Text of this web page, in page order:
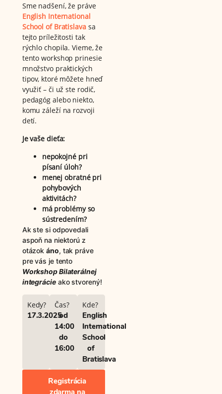
Sme nadšení, že práve
English International
School of Bratislavasa
tejto príležitosti tak
rýchlo chopila. Vieme, že
tento workshop prinesie
množstvo praktických
tipov, ktoré môžete hneď
využiť – či už ste rodič,
pedagóg alebo niekto,
komu záleží na rozvoji
detí.
Je vaše dieťa:
nepokojné pri
písaní úloh?
menej obratné pri
pohybových
aktivitách?
má problémy so
sústredením?
Ak ste si odpovedali
aspoň na niektorú z
otázokáno, tak práve
pre vás je tento
Workshop Bilaterálnej
integrácieako stvorený!
Kedy?
17.3.2025
Čas?
od
14:00
do
16:00
Kde?
English
International
School
of
Bratislava
Registrácia
zdarma na